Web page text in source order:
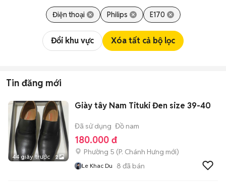
Điện thoại Philips E170
Đổi khu vực Xóa tất cả bộ lọc
Tin đăng mới
44 giây trước 2
Giày tây Nam Tituki Đen size 39-40
Đã sử dụng Đồ nam
180.000 đ
Phường 5 (P. Chánh Hưng mới)
Le Khac Du 8 đã bán